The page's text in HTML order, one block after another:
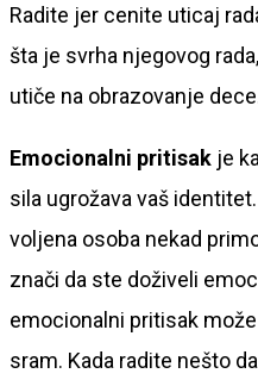
Radite jer cenite uticaj
šta je svrha njegovog
utiče na obrazovanje
Emocionalni pritisak je
sila ugrožava vaš
voljena osoba nekad
znači da ste doživeli
emocionalni pritisak
sram. Kada radite nešto